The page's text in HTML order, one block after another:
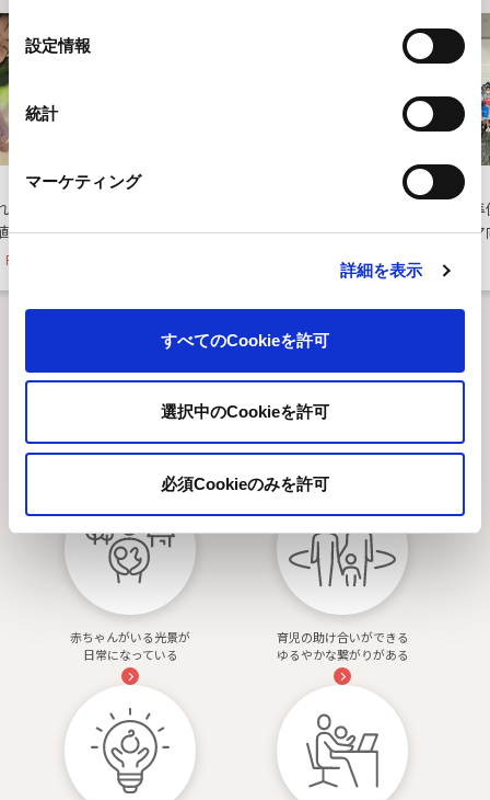
選
択
設定情報
統計
マーケティング
詳細を表示
すべてのCookieを許可
選択中のCookieを許可
必須Cookieのみを許可
感動と喜
樹活動
Read More
アメリカ
いが出来る社会へ
タイ、トルコ
産前の心の
る教育、マ
赤ちゃんにやさしい未来像
6つの社会の姿
赤ちゃんがいる光景が
日常になっている
育児の助け合いができる
ゆるやかな繋がりがある